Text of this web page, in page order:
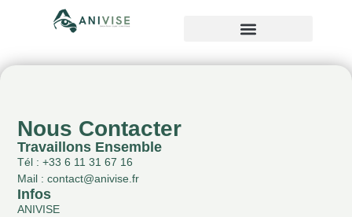
Nous Contacter
Travaillons Ensemble
Tél : +33 6 11 31 67 16
Mail : contact@anivise.fr
Infos
ANIVISE